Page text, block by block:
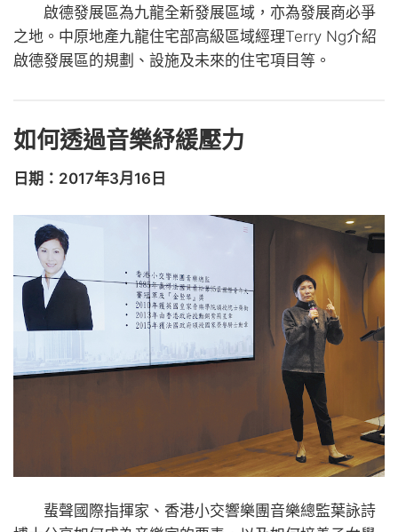
啟德發展區為九龍全新發展區域，亦為發展商必爭
之地。中原地產九龍住宅部高級區域經理Terry Ng介紹
啟德發展區的規劃、設施及未來的住宅項目等。
如何透過音樂紓緩壓力
日期：2017年3月16日
蜚聲國際指揮家、香港小交響樂團音樂總監葉詠詩